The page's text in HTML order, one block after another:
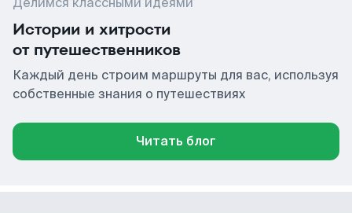
Истории и хитрости
от путешественников
Каждый день строим маршруты для вас, используя
собственные знания о путешествиях
Читать блог